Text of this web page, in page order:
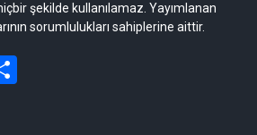
şekilde kullanılamaz. Yayımlanan
sorumlulukları sahiplerine aittir.